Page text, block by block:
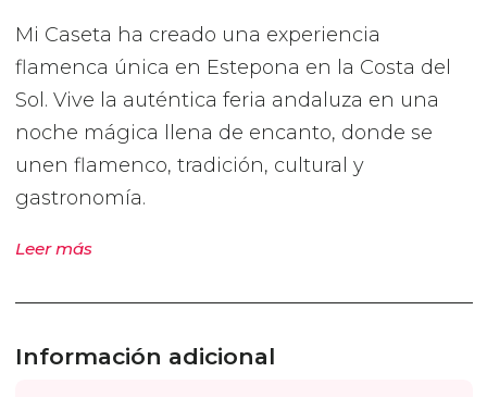
Mi Caseta ha creado una experiencia
flamenca única en Estepona en la Costa del
Sol. Vive la auténtica feria andaluza en una
noche mágica llena de encanto, donde se
unen flamenco, tradición, cultural y
gastronomía.
Leer más
Información adicional